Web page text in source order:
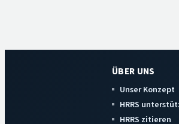
ÜBER UNS
Unser Konzept
HRRS
HRRS zitieren